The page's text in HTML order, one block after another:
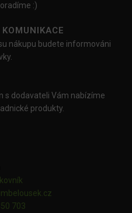
:)
nákupu budete informováni
s dodavateli Vám nabízíme
produkty.
703